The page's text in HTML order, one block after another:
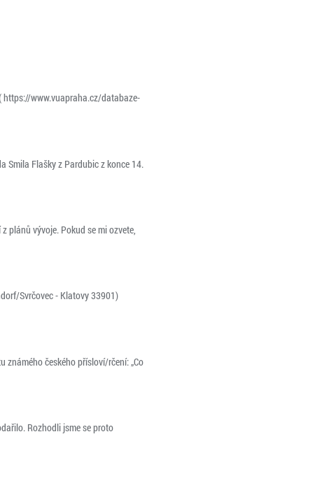
https://www.vuapraha.cz/databaze-
Smila Flašky z Pardubic z konce 14.
plánů vývoje. Pokud se mi ozvete,
Svrčovec - Klatovy 33901)
známého českého přísloví/rčení: „Co
Rozhodli jsme se proto